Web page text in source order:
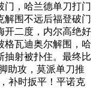
门，哈兰德单刀打门
解围不远后福登破门
开二度，内尔高绝好
格瓦迪奥尔解围，哈
抽射被扑住。最终比
助攻，莫派单刀推
补时扳平！平诺克